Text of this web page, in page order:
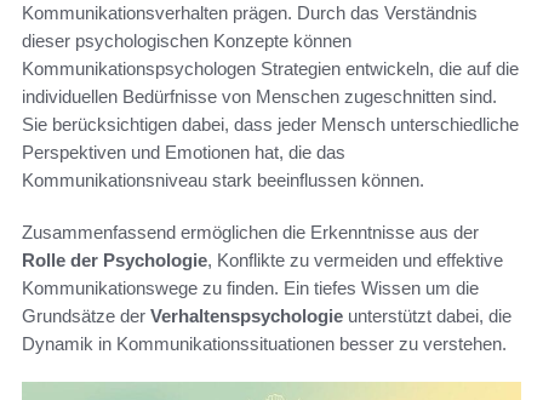
Kommunikationsverhalten prägen. Durch das Verständnis
dieser psychologischen Konzepte können
Kommunikationspsychologen Strategien entwickeln, die auf die
individuellen Bedürfnisse von Menschen zugeschnitten sind.
Sie berücksichtigen dabei, dass jeder Mensch unterschiedliche
Perspektiven und Emotionen hat, die das
Kommunikationsniveau stark beeinflussen können.
Zusammenfassend ermöglichen die Erkenntnisse aus der
Rolle der Psychologie, Konflikte zu vermeiden und effektive
Kommunikationswege zu finden. Ein tiefes Wissen um die
Grundsätze der Verhaltenspsychologie unterstützt dabei, die
Dynamik in Kommunikationssituationen besser zu verstehen.